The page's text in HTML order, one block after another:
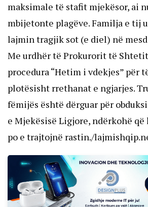
maksimale të stafit mjekësor, ai
mbijetonte plagëve. Familja e tij
lajmin tragjik sot (e diel) në
Me urdhër të Prokurorit të
procedura “Hetim i vdekjes” për
plotësisht rrethanat e ngjarjes.
fëmijës është dërguar për
e Mjekësisë Ligjore, ndërkohë
po e trajtojnë rastin./